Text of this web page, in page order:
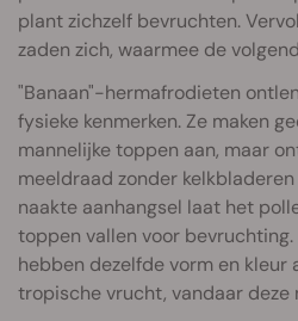
plant zichzelf bevruchten.
zaden zich, waarmee de
"Banaan"-hermafrodieten
fysieke kenmerken. Ze maken
mannelijke toppen aan, maar
meeldraad zonder
naakte aanhangsel laat het
toppen vallen voor
hebben dezelfde vorm en kleur
tropische vrucht, vandaar deze